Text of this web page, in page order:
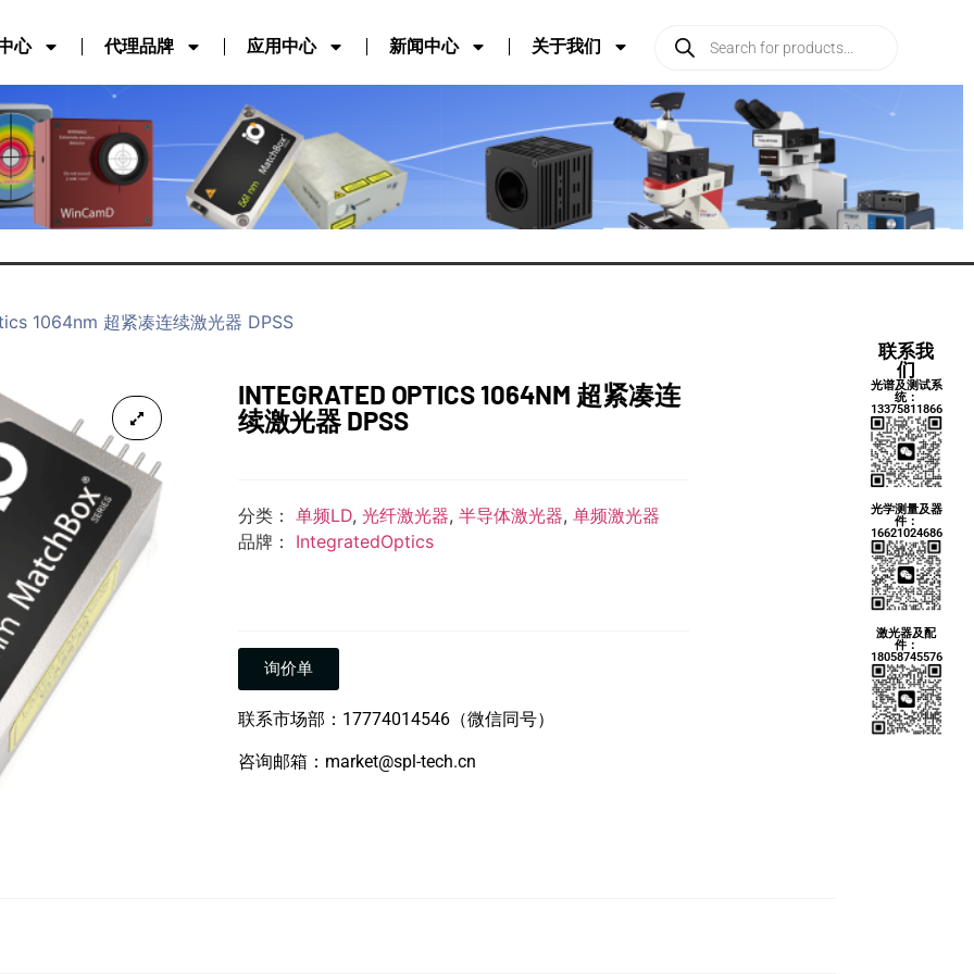
心 代理品牌 应用中心 新闻中心 关于我们
联系我
们
光谱及测试系
统：
13375811866
光学测量及器
件：
16621024686
激光器及配
件：
18058745576
1064nm 超紧凑连续激光器 DPSS
INTEGRATED OPTICS 1064NM 超紧凑连
续激光器 DPSS
分类： 单频LD, 光纤激光器, 半导体激光器, 单频激光器
品牌： IntegratedOptics
询价单
联系市场部：17774014546（微信同号）
咨询邮箱：market@spl-tech.cn